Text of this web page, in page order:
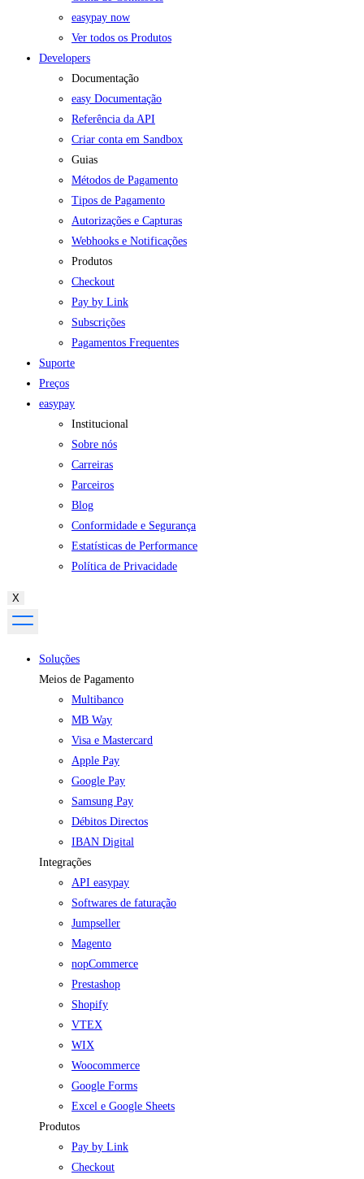
easypay now
Ver todos os Produtos
Developers
Documentação
easy Documentação
Referência da API
Criar conta em Sandbox
Guias
Métodos de Pagamento
Tipos de Pagamento
Autorizações e Capturas
Webhooks e Notificações
Produtos
Checkout
Pay by Link
Subscrições
Pagamentos Frequentes
Suporte
Preços
easypay
Institucional
Sobre nós
Carreiras
Parceiros
Blog
Conformidade e Segurança
Estatísticas de Performance
Política de Privacidade
X
Soluções
Meios de Pagamento
Multibanco
MB Way
Visa e Mastercard
Apple Pay
Google Pay
Samsung Pay
Débitos Directos
IBAN Digital
Integrações
API easypay
Softwares de faturação
Jumpseller
Magento
nopCommerce
Prestashop
Shopify
VTEX
WIX
Woocommerce
Google Forms
Excel e Google Sheets
Produtos
Pay by Link
Checkout